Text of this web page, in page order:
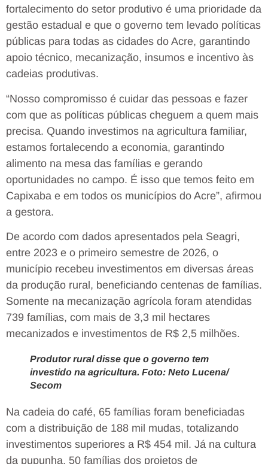
fortalecimento do setor produtivo é uma prioridade da
gestão estadual e que o governo tem levado políticas
públicas para todas as cidades do Acre, garantindo
apoio técnico, mecanização, insumos e incentivo às
cadeias produtivas.
“Nosso compromisso é cuidar das pessoas e fazer
com que as políticas públicas cheguem a quem mais
precisa. Quando investimos na agricultura familiar,
estamos fortalecendo a economia, garantindo
alimento na mesa das famílias e gerando
oportunidades no campo. É isso que temos feito em
Capixaba e em todos os municípios do Acre”, afirmou
a gestora.
De acordo com dados apresentados pela Seagri,
entre 2023 e o primeiro semestre de 2026, o
município recebeu investimentos em diversas áreas
da produção rural, beneficiando centenas de famílias.
Somente na mecanização agrícola foram atendidas
739 famílias, com mais de 3,3 mil hectares
mecanizados e investimentos de R$ 2,5 milhões.
Produtor rural disse que o governo tem
investido na agricultura. Foto: Neto Lucena/
Secom
Na cadeia do café, 65 famílias foram beneficiadas
com a distribuição de 188 mil mudas, totalizando
investimentos superiores a R$ 454 mil. Já na cultura
da pupunha, 50 famílias dos projetos de